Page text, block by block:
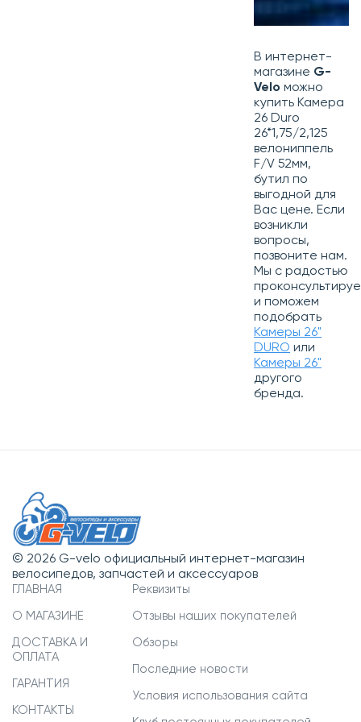
В интернет-
магазине G-
Velo можно
купить Камера
26 Duro
26*1,75/2,125
велониппель
F/V 52мм,
бутил по
выгодной для
Вас цене. Если
возникли
вопросы,
позвоните нам.
Мы с радостью
и поможем
подобрать
Камеры 26"
DURO или
Камеры 26"
другого
бренда.
© 2026 G-velo официальный интернет-магазин
велосипедов, запчастей и аксессуаров
ГЛАВНАЯ
О МАГАЗИНЕ
ДОСТАВКА И
ОПЛАТА
ГАРАНТИЯ
КОНТАКТЫ
Реквизиты
Отзывы наших покупателей
Обзоры
Последние новости
Условия использования сайта